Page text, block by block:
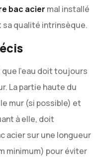
bac acier mal installé
qualité intrinsèque.
l’eau doit toujours
La partie haute du
mur (si possible) et
à elle, doit
acier sur une longueur
minimum) pour éviter